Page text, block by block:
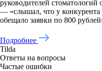
руководителей
— «слышал, что у конкурента
обещало заявки по 800
Подробнее
Tilda
Ответы на вопросы
Частые ошибки